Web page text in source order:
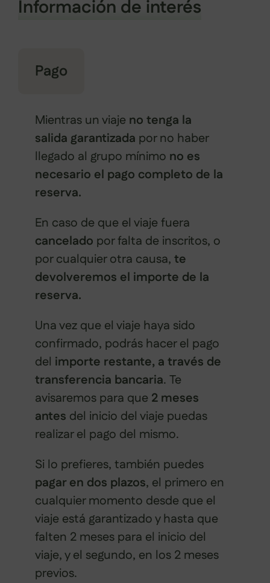
Información de interés
Pago
Mientras un viaje no tenga la
salida garantizada por no haber
llegado al grupo mínimo no es
necesario el pago completo de la
reserva.
En caso de que el viaje fuera
cancelado por falta de inscritos, o
por cualquier otra causa, te
devolveremos el importe de la
reserva.
Una vez que el viaje haya sido
confirmado, podrás hacer el pago
del importe restante, a través de
transferencia bancaria. Te
avisaremos para que 2 meses
antes del inicio del viaje puedas
realizar el pago del mismo.
Si lo prefieres, también puedes
pagar en dos plazos, el primero en
cualquier momento desde que el
viaje está garantizado y hasta que
falten 2 meses para el inicio del
viaje, y el segundo, en los 2 meses
previos.